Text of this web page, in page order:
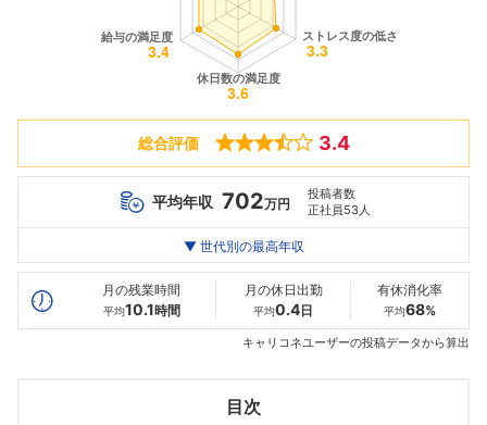
総合評価 3.4
平均年収 702万円
投稿者数
正社員53人
最高年収
20代
800万
30代
1080万
908万
▼ 世代別の最高年収
月の残業時間
平均10.1時間
月の休日出勤
平均0.4日
有休消化率
平均68%
キャリコネユーザーの投稿データから算出
目次